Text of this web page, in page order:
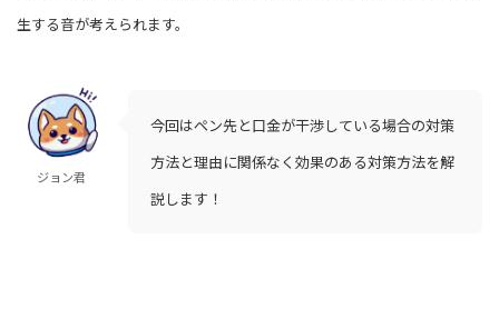
生する音が考えられます。
ジョン君
今回はペン先と口金が干渉している場合の対策
方法と理由に関係なく効果のある対策方法を解
説します！